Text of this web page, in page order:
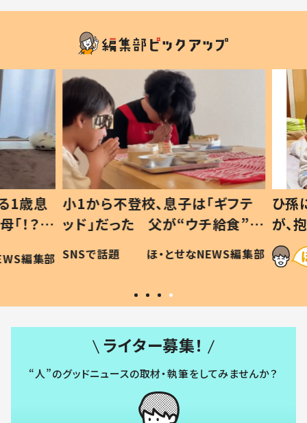
歳息
？」
編集部
小1から不登校、息子は「ギフテ
ッド」だった 父が“ウチ給食”を
作り続ける理由とは #令和の親
#令和の子
SNSで話題 ほ・とせなNEWS編集部
ひ孫
が、抱
「涙が
い」
ライター募集！
“人”のグッドニュースの取材・執筆をしてみませんか？